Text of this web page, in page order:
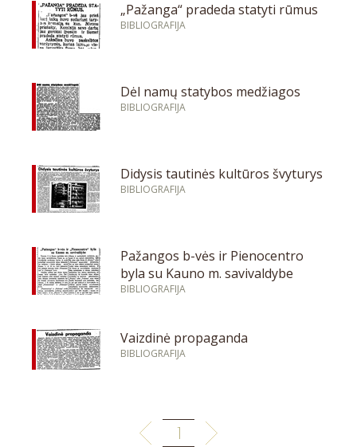
„Pažanga“ pradeda statyti rūmus
BIBLIOGRAFIJA
Dėl namų statybos medžiagos
BIBLIOGRAFIJA
Didysis tautinės kultūros švyturys
BIBLIOGRAFIJA
Pažangos b-vės ir Pienocentro
byla su Kauno m. savivaldybe
BIBLIOGRAFIJA
Vaizdinė propaganda
BIBLIOGRAFIJA
1